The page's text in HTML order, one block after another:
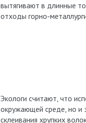
вытягивают в длинные
отходы горно-
Экологи считают, что
окружающей среде, но и
склеивания хрупких